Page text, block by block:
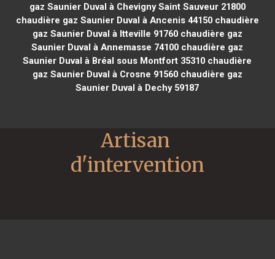
gaz Saunier Duval à Chevigny Saint Sauveur 21800
chaudière gaz Saunier Duval à Ancenis 44150chaudière
gaz Saunier Duval à Itteville 91760chaudière gaz
Saunier Duval à Annemasse 74100 chaudière gaz
Saunier Duval à Bréal sous Montfort 35310 chaudière
gaz Saunier Duval à Crosne 91560chaudière gaz
Saunier Duval à Dechy 59187
Artisan
d'intervention